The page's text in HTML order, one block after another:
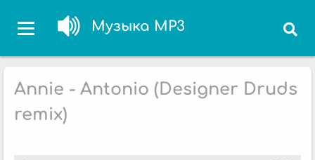
Музыка MP3
Annie - Antonio (Designer Druds
remix)